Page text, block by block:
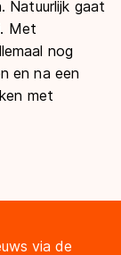
Natuurlijk gaat
Met
nog
en na een
met
via de